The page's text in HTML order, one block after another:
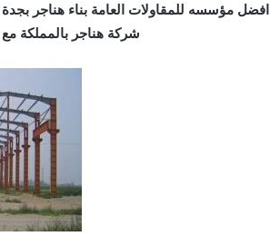
افضل مؤسسه للمقاولات العامة بناء هناجر
شركة هناجر بالمملكة